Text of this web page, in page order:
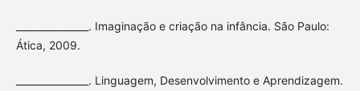
_______________. Imaginação e criação na infância. São Paulo:
Ática, 2009.
_______________. Linguagem, Desenvolvimento e Aprendizagem.